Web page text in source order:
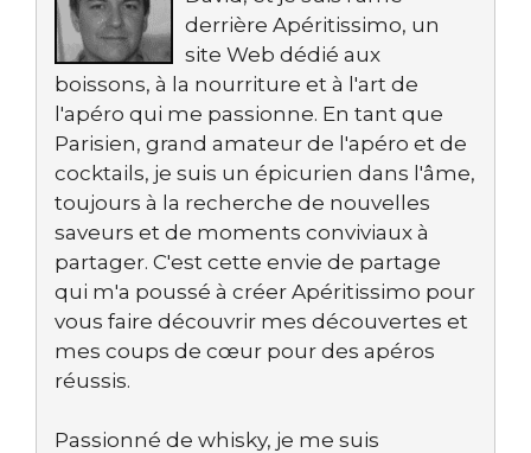
derrière Apéritissimo, un
site Web dédié aux
boissons, à la nourriture et à l'art de
l'apéro qui me passionne. En tant que
Parisien, grand amateur de l'apéro et de
cocktails, je suis un épicurien dans l'âme,
toujours à la recherche de nouvelles
saveurs et de moments conviviaux à
partager. C'est cette envie de partage
qui m'a poussé à créer Apéritissimo pour
vous faire découvrir mes découvertes et
mes coups de cœur pour des apéros
réussis.
Passionné de whisky, je me suis